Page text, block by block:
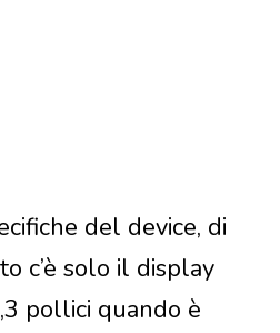
del device, di
c’è solo il display
pollici quando è